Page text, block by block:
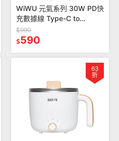
WiWU 元氣系列 30W PD快
充數據線 Type-C to
Lightning 2M YQ-03
$990
$590
63
折